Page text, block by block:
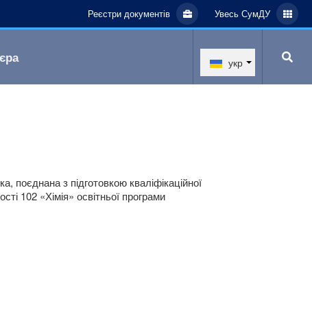
Реєстри документів Увесь СумДУ
укр
поєднана з підготовкою кваліфікаційної
102 «Хімія» освітньої програми